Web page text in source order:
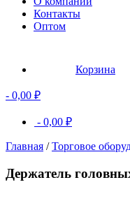
Контакты
Оптом
Корзина
- 0,00 ₽
- 0,00 ₽
Главная /Торговое
Держатель